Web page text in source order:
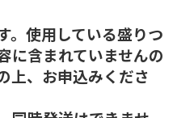
。使用している盛りつ
に含まれていませんの
上、お申込みくださ